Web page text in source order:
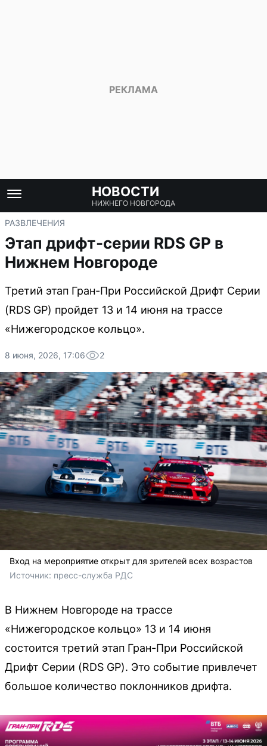
НОВОСТИ
НИЖНЕГО НОВГОРОДА
РАЗВЛЕЧЕНИЯ
Этап дрифт-серии RDS GP в
Нижнем Новгороде
Третий этап Гран-При Российской Дрифт Серии
(RDS GP) пройдет 13 и 14 июня на трассе
«Нижегородское кольцо».
8 июня, 2026, 17:06 2
Вход на мероприятие открыт для зрителей всех возрастов
Источник: пресс-служба РДС
В Нижнем Новгороде на трассе
«Нижегородское кольцо» 13 и 14 июня
состоится третий этап Гран-При Российской
Дрифт Серии (RDS GP). Это событие привлечет
большое количество поклонников дрифта.